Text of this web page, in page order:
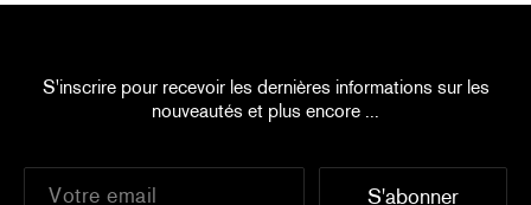
S'inscrire pour recevoir les dernières informations sur les
nouveautés et plus encore ...